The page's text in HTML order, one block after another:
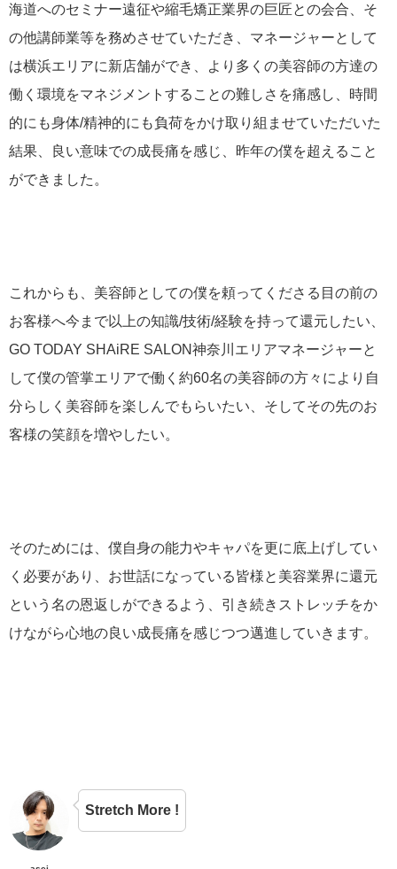
海道へのセミナー遠征や縮毛矯正業界の巨匠との会合、そ
の他講師業等を務めさせていただき、マネージャーとして
は横浜エリアに新店舗ができ、より多くの美容師の方達の
働く環境をマネジメントすることの難しさを痛感し、時間
的にも身体/精神的にも負荷をかけ取り組ませていただいた
結果、良い意味での成長痛を感じ、昨年の僕を超えること
ができました。
これからも、美容師としての僕を頼ってくださる目の前の
お客様へ今まで以上の知識/技術/経験を持って還元したい、
GO TODAY SHAiRE SALON神奈川エリアマネージャーと
して僕の管掌エリアで働く約60名の美容師の方々により自
分らしく美容師を楽しんでもらいたい、そしてその先のお
客様の笑顔を増やしたい。
そのためには、僕自身の能力やキャパを更に底上げしてい
く必要があり、お世話になっている皆様と美容業界に還元
という名の恩返しができるよう、引き続きストレッチをか
けながら心地の良い成長痛を感じつつ邁進していきます。
Stretch More !